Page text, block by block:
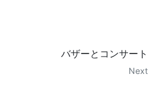
バザーとコンサート
Next